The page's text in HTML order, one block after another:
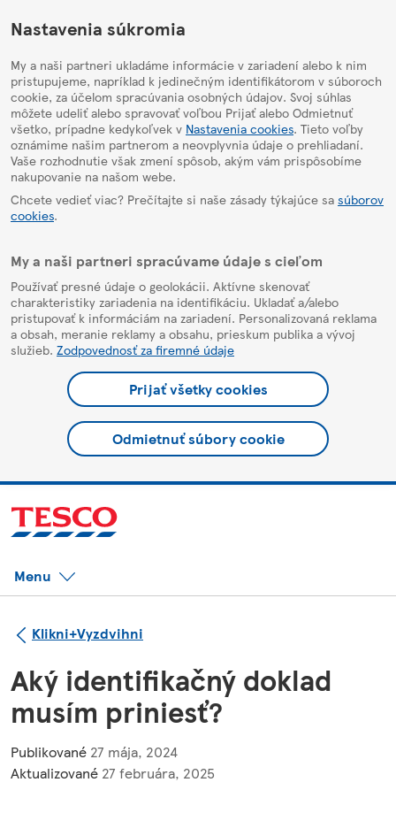
HelpPage
Nastavenia súkromia
My a naši partneri ukladáme informácie v zariadení alebo k nim
pristupujeme, napríklad k jedinečným identifikátorom v súboroch
cookie, za účelom spracúvania osobných údajov. Svoj súhlas
môžete udeliť alebo spravovať voľbou Prijať alebo Odmietnuť
všetko, prípadne kedykoľvek v Nastavenia cookies. Tieto voľby
oznámime našim partnerom a neovplyvnia údaje o prehliadaní.
Vaše rozhodnutie však zmení spôsob, akým vám prispôsobíme
nakupovanie na našom webe.
Chcete vedieť viac? Prečítajte si naše zásady týkajúce sa súborov
cookies.
My a naši partneri spracúvame údaje s cieľom
Používať presné údaje o geolokácii. Aktívne skenovať
charakteristiky zariadenia na identifikáciu. Ukladať a/alebo
pristupovať k informáciám na zariadení. Personalizovaná reklama
a obsah, meranie reklamy a obsahu, prieskum publika a vývoj
služieb. Zodpovednosť za firemné údaje
Prijať všetky cookies
Odmietnuť súbory cookie
Menu
Klikni+Vyzdvihni
Aký identifikačný doklad
musím priniesť?
Publikované 27 mája, 2024
Aktualizované 27 februára, 2025